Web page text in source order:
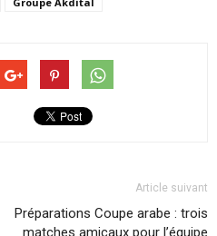
Article suivant
Préparations Coupe arabe : trois
matches amicaux pour l’équipe